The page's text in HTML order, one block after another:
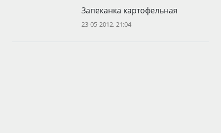
Запеканка картофельная
23-05-2012, 21:04